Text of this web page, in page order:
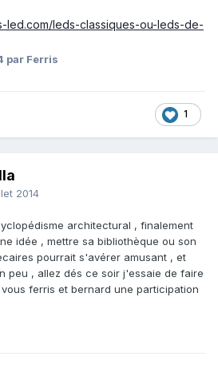
led.com/leds-classiques-ou-leds-de-
par Ferris
1
2014
architectural , finalement
idée , mettre sa bibliothèque ou son
pourrait s'avérer amusant , et
peu , allez dés ce soir j'essaie de faire
ferris et bernard une participation